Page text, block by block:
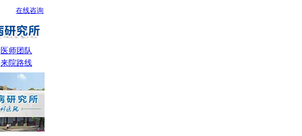
在线咨询
医师团队
来院路线